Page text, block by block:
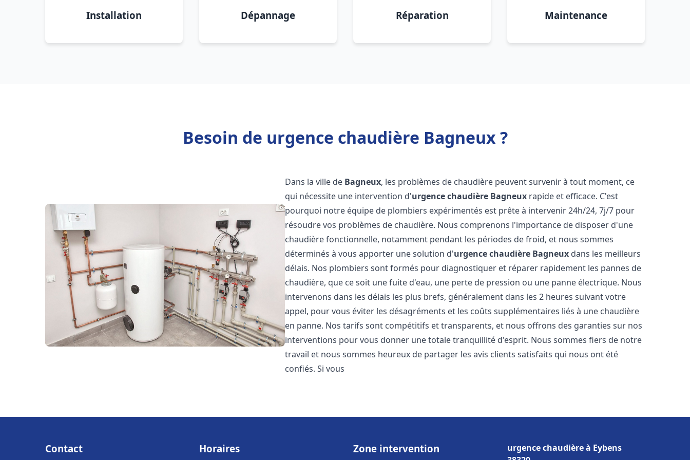
Installation Dépannage Réparation Maintenance
Besoin de urgence chaudière Bagneux ?
Dans la ville de Bagneux, les problèmes de chaudière peuvent survenir à tout moment, ce
qui nécessite une intervention d'urgence chaudière Bagneux rapide et efficace. C'est
pourquoi notre équipe de plombiers expérimentés est prête à intervenir 24h/24, 7j/7 pour
résoudre vos problèmes de chaudière. Nous comprenons l'importance de disposer d'une
chaudière fonctionnelle, notamment pendant les périodes de froid, et nous sommes
déterminés à vous apporter une solution d'urgence chaudière Bagneux dans les meilleurs
délais. Nos plombiers sont formés pour diagnostiquer et réparer rapidement les pannes de
chaudière, que ce soit une fuite d'eau, une perte de pression ou une panne électrique. Nous
intervenons dans les délais les plus brefs, généralement dans les 2 heures suivant votre
appel, pour vous éviter les désagréments et les coûts supplémentaires liés à une chaudière
en panne. Nos tarifs sont compétitifs et transparents, et nous offrons des garanties sur nos
interventions pour vous donner une totale tranquillité d'esprit. Nous sommes fiers de notre
travail et nous sommes heureux de partager les avis clients satisfaits qui nous ont été
confiés. Si vous
Contact Horaires Zone intervention
urgence chaudière à Eybens